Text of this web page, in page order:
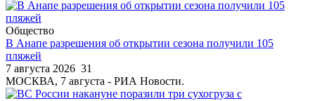
Общество
В Анапе разрешения об открытии сезона получили 105
пляжей
7 августа 2026 31
МОСКВА, 7 августа - РИА Новости.